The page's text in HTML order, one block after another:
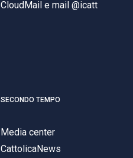
CloudMail e mail @icatt
SECONDO TEMPO
Media center
CattolicaNews